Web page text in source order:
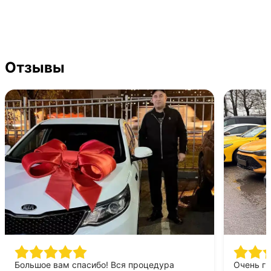
Отзывы
Большое вам спасибо! Вся процедура
Очень